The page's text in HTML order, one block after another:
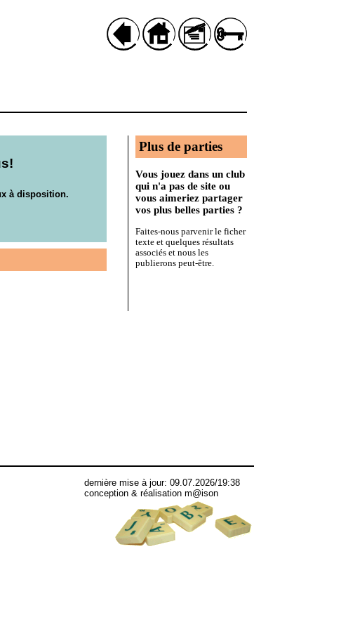
Plus de parties
Vous jouez dans un club
qui n'a pas de site ou
vous aimeriez partager
vos plus belles parties ?
Faites-nous parvenir le ficher
texte et quelques résultats
associés et nous les
publierons peut-être.
à disposition.
dernière mise à jour: 09.07.2026/19:38
conception & réalisation m@ison